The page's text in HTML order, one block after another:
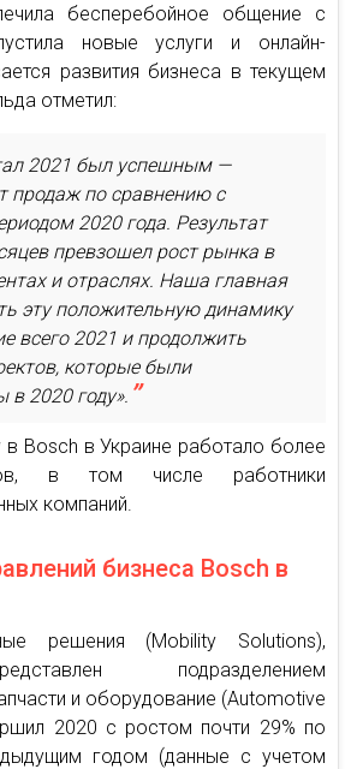
бесперебойное общение с
новые услуги и онлайн-
развития бизнеса в текущем
отметил:
2021 был успешным —
продаж по сравнению с
2020 года. Результат
превзошел рост рынка в
и отраслях. Наша главная
эту положительную динамику
всего 2021 и продолжить
которые были
в 2020 году».
в Bosch в Украине работало более
в том числе работники
компаний.
бизнеса Bosch в
решения (Mobility Solutions),
подразделением
и оборудование (Automotive
2020 с ростом почти 29% по
годом (данные с учетом